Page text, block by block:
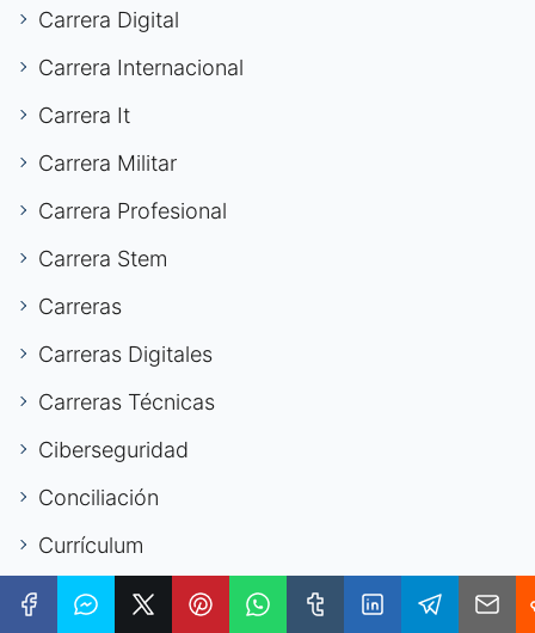
Carrera Digital
Carrera Internacional
Carrera It
Carrera Militar
Carrera Profesional
Carrera Stem
Carreras
Carreras Digitales
Carreras Técnicas
Ciberseguridad
Conciliación
Currículum
Currículum Vitae